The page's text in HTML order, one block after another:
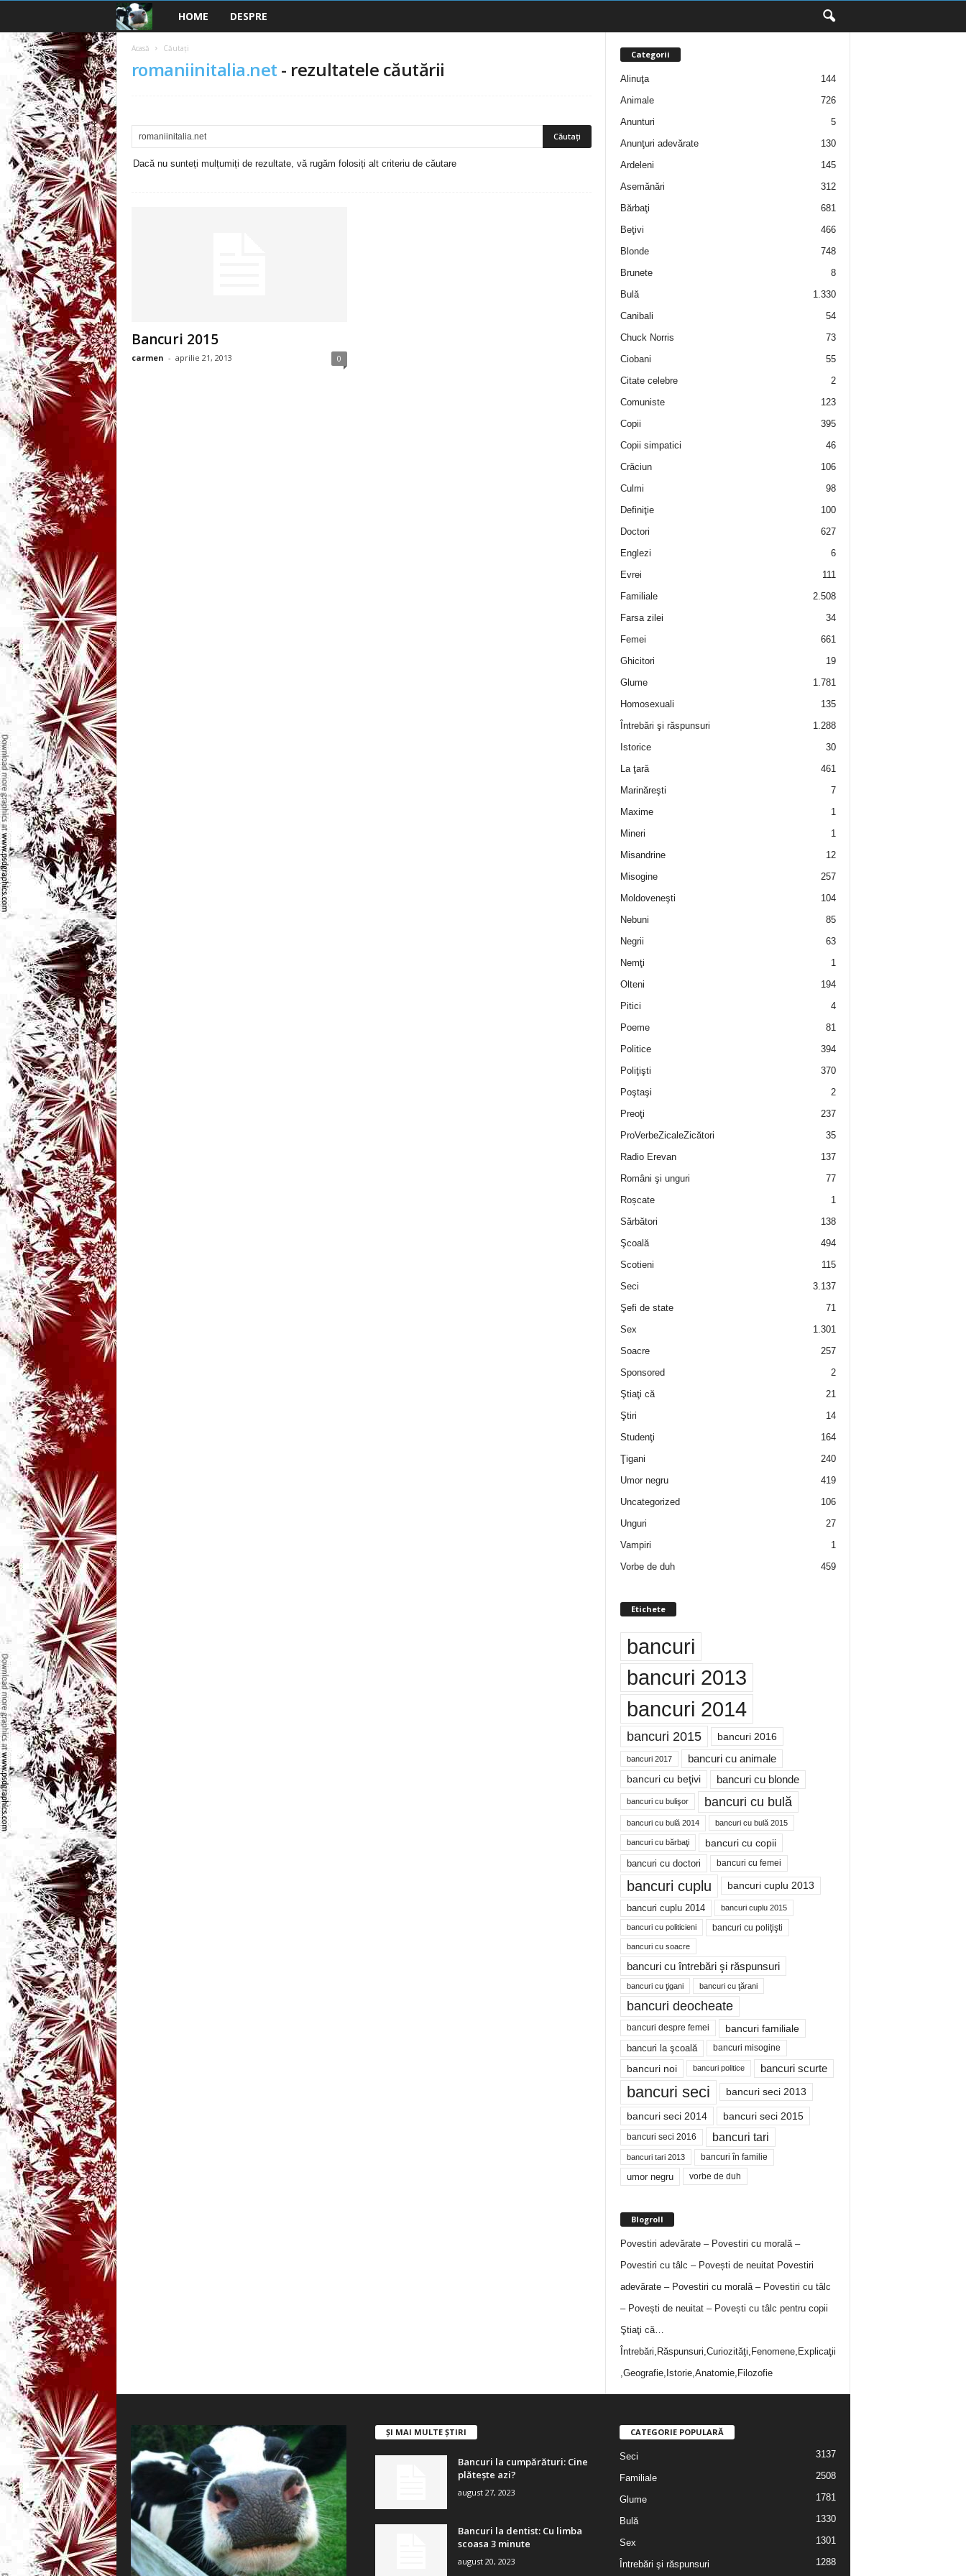
a
n
u
HOME DESPRE
Acasă Căutați
romaniinitalia.net - rezultatele căutării
Dacă nu sunteți mulțumiți de rezultate, vă rugăm folosiți alt criteriu de căutare
Bancuri 2015
carmen - aprilie 21, 2013 0
Categorii
Alinuţa
144
Animale
726
Anunturi
5
Anunţuri adevărate
130
Ardeleni
145
Asemănări
312
Bărbaţi
681
Beţivi
466
Blonde
748
Brunete
8
Bulă
1.330
Canibali
54
Chuck Norris
73
Ciobani
55
Citate celebre
2
Comuniste
123
Copii
395
Copii simpatici
46
Crăciun
106
Culmi
98
Definiţie
100
Doctori
627
Englezi
6
Evrei
111
Familiale
2.508
Farsa zilei
34
Femei
661
Ghicitori
19
Glume
1.781
Homosexuali
135
Întrebări şi răspunsuri
1.288
Istorice
30
La ţară
461
Marinăreşti
7
Maxime
1
Mineri
1
Misandrine
12
Misogine
257
Moldoveneşti
104
Nebuni
85
Negrii
63
Nemţi
1
Olteni
194
Pitici
4
Poeme
81
Politice
394
Poliţişti
370
Poştaşi
2
Preoţi
237
ProVerbeZicaleZicători
35
Radio Erevan
137
Români şi unguri
77
Roșcate
1
Sărbători
138
Şcoală
494
Scotieni
115
Seci
3.137
Şefi de state
71
Sex
1.301
Soacre
257
Sponsored
2
Ştiaţi că
21
Ştiri
14
Studenţi
164
Ţigani
240
Umor negru
419
Uncategorized
106
Unguri
27
Vampiri
1
Vorbe de duh
459
Etichete
bancuri
bancuri 2013
bancuri 2014
bancuri 2015 bancuri 2016
bancuri 2017 bancuri cu animale
bancuri cu beţivi bancuri cu blonde
bancuri cu bulişor bancuri cu bulă
bancuri cu bulă 2014 bancuri cu bulă 2015
bancuri cu bărbaţi bancuri cu copii
bancuri cu doctori bancuri cu femei
bancuri cuplu bancuri cuplu 2013
bancuri cuplu 2014 bancuri cuplu 2015
bancuri cu politicieni bancuri cu poliţişti
bancuri cu soacre
bancuri cu întrebări şi răspunsuri
bancuri cu ţigani bancuri cu ţărani
bancuri deocheate
bancuri despre femei bancuri familiale
bancuri la şcoală bancuri misogine
bancuri noi bancuri politice bancuri scurte
bancuri seci bancuri seci 2013
bancuri seci 2014 bancuri seci 2015
bancuri seci 2016 bancuri tari
bancuri tari 2013 bancuri în familie
umor negru vorbe de duh
Blogroll
Povestiri adevărate – Povestiri cu morală –
Povestiri cu tâlc – Povești de neuitatPovestiri
adevărate – Povestiri cu morală – Povestiri cu tâlc
– Povești de neuitat – Povești cu tâlc pentru copii
Ştiaţi că…
Întrebări,Răspunsuri,Curiozităţi,Fenomene,Explicaţii
,Geografie,Istorie,Anatomie,Filozofie
ȘI MAI MULTE ȘTIRI
Bancuri la cumpărături: Cine
plătește azi?
august 27, 2023
Bancuri la dentist: Cu limba
scoasa 3 minute
august 20, 2023
CATEGORIE POPULARĂ
Seci 3137
Familiale 2508
Glume 1781
Bulă 1330
Sex 1301
Întrebări şi răspunsuri 1288